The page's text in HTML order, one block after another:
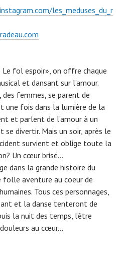
les_meduses_du_r
Le fol espoir», on offre chaque
et dansant sur l’amour.
des femmes, se parent de
fois dans la lumière de la
et parlent de l’amour à un
se divertir. Mais un soir, après le
survient et oblige toute la
Un cœur brisé…
dans la grande histoire du
aventure au coeur de
Tous ces personnages,
et la danse tenteront de
la nuit des temps, l’être
au cœur…